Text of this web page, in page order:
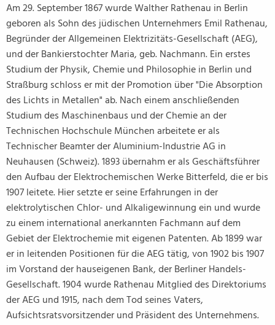
Am 29. September 1867 wurde Walther Rathenau in Berlin
geboren als Sohn des jüdischen Unternehmers Emil Rathenau,
Begründer der Allgemeinen Elektrizitäts-Gesellschaft (AEG),
und der Bankierstochter Maria, geb. Nachmann. Ein erstes
Studium der Physik, Chemie und Philosophie in Berlin und
Straßburg schloss er mit der Promotion über "Die Absorption
des Lichts in Metallen" ab. Nach einem anschließenden
Studium des Maschinenbaus und der Chemie an der
Technischen Hochschule München arbeitete er als
Technischer Beamter der Aluminium-Industrie AG in
Neuhausen (Schweiz). 1893 übernahm er als Geschäftsführer
den Aufbau der Elektrochemischen Werke Bitterfeld, die er bis
1907 leitete. Hier setzte er seine Erfahrungen in der
elektrolytischen Chlor- und Alkaligewinnung ein und wurde
zu einem international anerkannten Fachmann auf dem
Gebiet der Elektrochemie mit eigenen Patenten. Ab 1899 war
er in leitenden Positionen für die AEG tätig, von 1902 bis 1907
im Vorstand der hauseigenen Bank, der Berliner Handels-
Gesellschaft. 1904 wurde Rathenau Mitglied des Direktoriums
der AEG und 1915, nach dem Tod seines Vaters,
Aufsichtsratsvorsitzender und Präsident des Unternehmens.